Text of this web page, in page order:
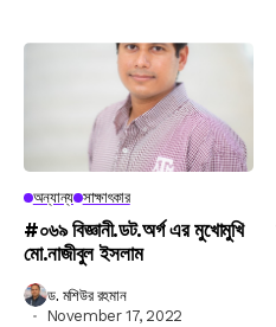
অন্যান্য সাক্ষাৎকার
#০৬৯ বিজ্ঞানী.ডট.অর্গ এর মুখোমুখি
মো.নাজীবুল ইসলাম
ড. মশিউর রহমান
November 17, 2022